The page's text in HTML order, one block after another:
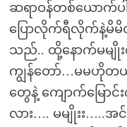
ဆရာဝန်တစ်ယောက်ပ
ပြောလိုက်ရီလိုက်နဲ့မိမိ
သည်.. ထို့နောက်မမျို
ကျွန်တော်…မမဟိုတယ်
တွေနဲ့ ကျောက်မြော
လား…. မမျိုးး…..အ